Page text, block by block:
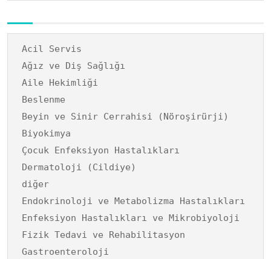
Acil Servis
Ağız ve Diş Sağlığı
Aile Hekimliği
Beslenme
Beyin ve Sinir Cerrahisi (Nöroşirürji)
Biyokimya
Çocuk Enfeksiyon Hastalıkları
Dermatoloji (Cildiye)
diğer
Endokrinoloji ve Metabolizma Hastalıkları
Enfeksiyon Hastalıkları ve Mikrobiyoloji
Fizik Tedavi ve Rehabilitasyon
Gastroenteroloji